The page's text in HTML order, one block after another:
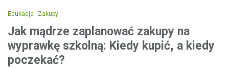
Edukacja Zakupy
Jak mądrze zaplanować zakupy na
wyprawkę szkolną: Kiedy kupić, a kiedy
poczekać?